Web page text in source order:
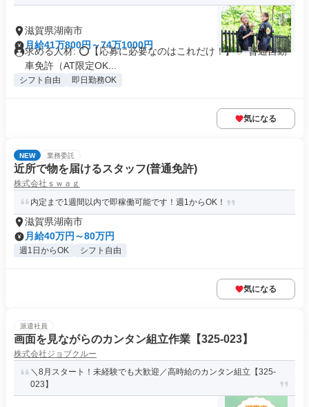
滋賀県湖南市
月給41万800円～74万1000円
求める人材: ⭕️【応募に必要なのはこれだけ！】 ✅ 普通自動
車免許（AT限定OK...
シフト自由 即日勤務OK
気になる
NEW 業務委託
近所で物を届けるスタッフ(普通免許)
株式会社ｓｗａｇ
内定まで1週間以内で即稼働可能です！週1からOK！
滋賀県湖南市
月給40万円～80万円
週1日からOK シフト自由
気になる
派遣社員
画面を見ながらのカンタン組立作業【325-023】
株式会社ジョブクルー
＼8月スタート！未経験でも大歓迎／高時給のカンタン組立【325-
023】